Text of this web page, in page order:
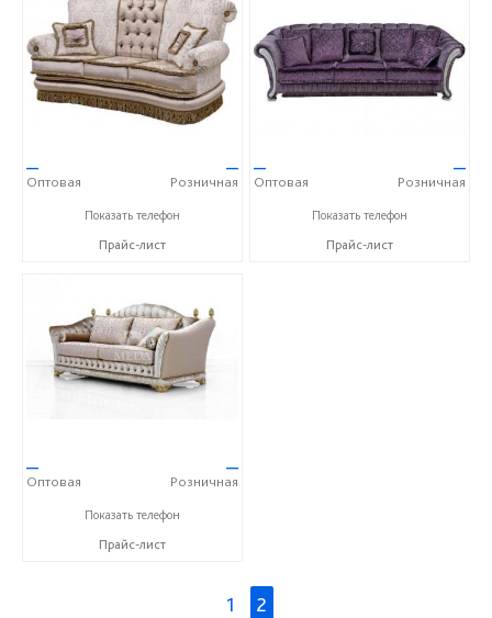
—
Оптовая
—
Розничная
+7 (495) 775-01-50
Показать телефон
Прайс-лист
—
Оптовая
—
Розничная
+7 (495) 775-01-50
Показать телефон
Прайс-лист
—
Оптовая
—
Розничная
+7 (495) 775-01-50
Показать телефон
Прайс-лист
1 2